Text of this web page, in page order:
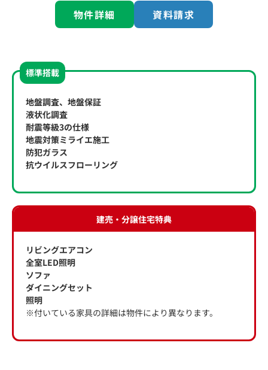
物件詳細 資料請求
標準搭載
地盤調査、地盤保証
液状化調査
耐震等級3の仕様
地震対策ミライエ施工
防犯ガラス
抗ウイルスフローリング
建売・分譲住宅特典
リビングエアコン
全室LED照明
ソファ
ダイニングセット
照明
※付いている家具の詳細は物件により異なります。